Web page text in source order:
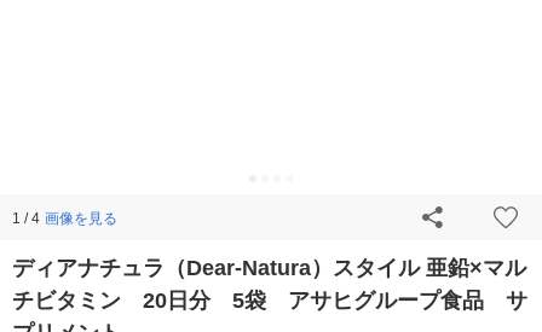
1 / 4 画像を見る
ディアナチュラ（Dear-Natura）スタイル 亜鉛×マル
チビタミン 20日分 5袋 アサヒグループ食品 サ